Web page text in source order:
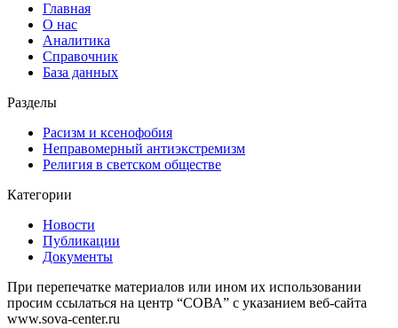
Главная
О нас
Аналитика
Справочник
База данных
Разделы
Расизм и ксенофобия
Неправомерный антиэкстремизм
Религия в светском обществе
Категории
Новости
Публикации
Документы
При перепечатке материалов или ином их использовании
просим ссылаться на центр “СОВА” с указанием веб-сайта
www.sova-center.ru